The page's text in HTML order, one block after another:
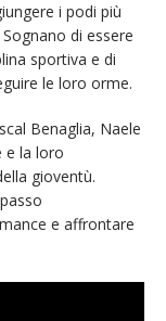
i podi più
di essere
sportiva e di
le loro orme.
Benaglia, Naele
e la loro
gioventù.
e affrontare